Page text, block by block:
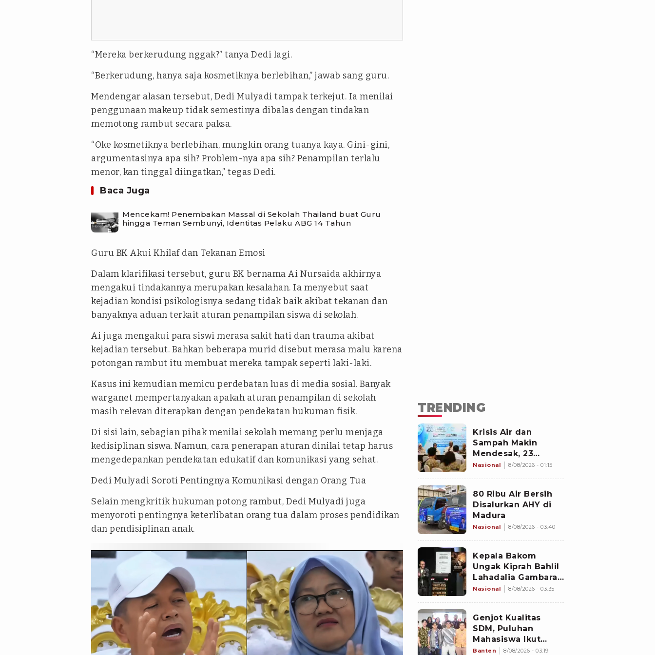
“Mereka berkerudung nggak?” tanya Dedi lagi.
“Berkerudung, hanya saja kosmetiknya berlebihan,” jawab sang guru.
Mendengar alasan tersebut, Dedi Mulyadi tampak terkejut. Ia menilai
penggunaan makeup tidak semestinya dibalas dengan tindakan
memotong rambut secara paksa.
“Oke kosmetiknya berlebihan, mungkin orang tuanya kaya. Gini-gini,
argumentasinya apa sih? Problem-nya apa sih? Penampilan terlalu
menor, kan tinggal diingatkan,” tegas Dedi.
Baca Juga
Mencekam! Penembakan Massal di Sekolah Thailand buat Guru
hingga Teman Sembunyi, Identitas Pelaku ABG 14 Tahun
Guru BK Akui Khilaf dan Tekanan Emosi
Dalam klarifikasi tersebut, guru BK bernama Ai Nursaida akhirnya
mengakui tindakannya merupakan kesalahan. Ia menyebut saat
kejadian kondisi psikologisnya sedang tidak baik akibat tekanan dan
banyaknya aduan terkait aturan penampilan siswa di sekolah.
Ai juga mengakui para siswi merasa sakit hati dan trauma akibat
kejadian tersebut. Bahkan beberapa murid disebut merasa malu karena
potongan rambut itu membuat mereka tampak seperti laki-laki.
Kasus ini kemudian memicu perdebatan luas di media sosial. Banyak
warganet mempertanyakan apakah aturan penampilan di sekolah
masih relevan diterapkan dengan pendekatan hukuman fisik.
Di sisi lain, sebagian pihak menilai sekolah memang perlu menjaga
kedisiplinan siswa. Namun, cara penerapan aturan dinilai tetap harus
mengedepankan pendekatan edukatif dan komunikasi yang sehat.
Dedi Mulyadi Soroti Pentingnya Komunikasi dengan Orang Tua
Selain mengkritik hukuman potong rambut, Dedi Mulyadi juga
menyoroti pentingnya keterlibatan orang tua dalam proses pendidikan
dan pendisiplinan anak.
TRENDING
Krisis Air dan
Sampah Makin
Mendesak, 23
Negara Berkumpul
Nasional 8/08/2026 - 01:15
80 Ribu Air Bersih
Disalurkan AHY di
Madura
Nasional 8/08/2026 - 03:40
Kepala Bakom
Ungak Kiprah Bahlil
Lahadalia Gambaran
'Indonesia Dream'
Nasional 8/08/2026 - 03:35
Genjot Kualitas
SDM, Puluhan
Mahasiswa Ikut
Program di
Banten 8/08/2026 - 03:19